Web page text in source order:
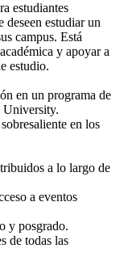
estudiantes
deseen estudiar un
campus. Está
y apoyar a
estudio.
en un programa de
University.
en los
a lo largo de
a eventos
y posgrado.
de todas las